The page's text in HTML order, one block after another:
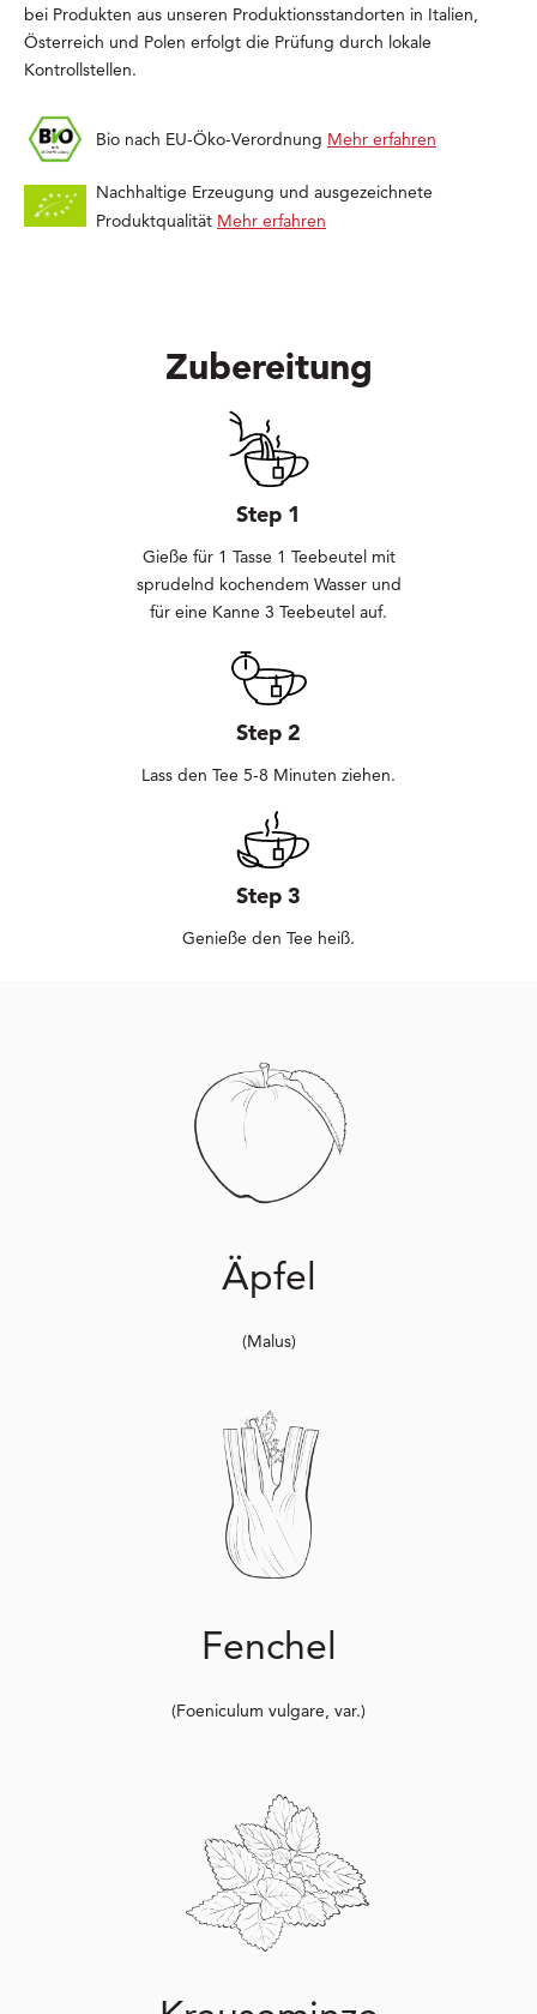
bei Produkten aus unseren Produktionsstandorten in Italien,
Österreich und Polen erfolgt die Prüfung durch lokale
Kontrollstellen.
Bio nach EU-Öko-Verordnung Mehr erfahren
Nachhaltige Erzeugung und ausgezeichnete
Produktqualität Mehr erfahren
Zubereitung
Step 1
Gieße für 1 Tasse 1 Teebeutel mit
sprudelnd kochendem Wasser und
für eine Kanne 3 Teebeutel auf.
Step 2
Lass den Tee 5-8 Minuten ziehen.
Step 3
Genieße den Tee heiß.
Äpfel
(Malus)
Fenchel
(Foeniculum vulgare, var.)